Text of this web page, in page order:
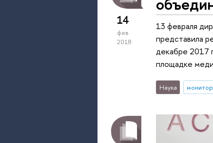
14
фев
2018
13 февраля
представила
декабре 2017
площадке
Наука